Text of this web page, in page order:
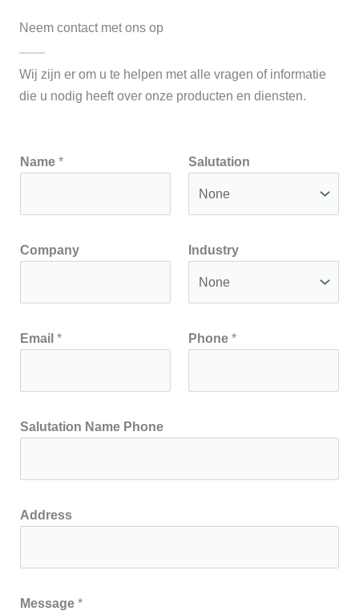
Neem contact met ons op
Wij zijn er om u te helpen met alle vragen of informatie
die u nodig heeft over onze producten en diensten.
Name * Salutation
Company Industry
Email * Phone *
Salutation Name Phone
Address
Message *